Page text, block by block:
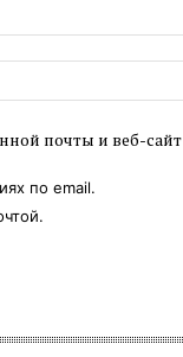
почты и веб-
по email.